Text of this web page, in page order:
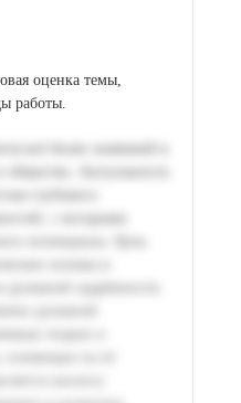
оценка темы,
работы.